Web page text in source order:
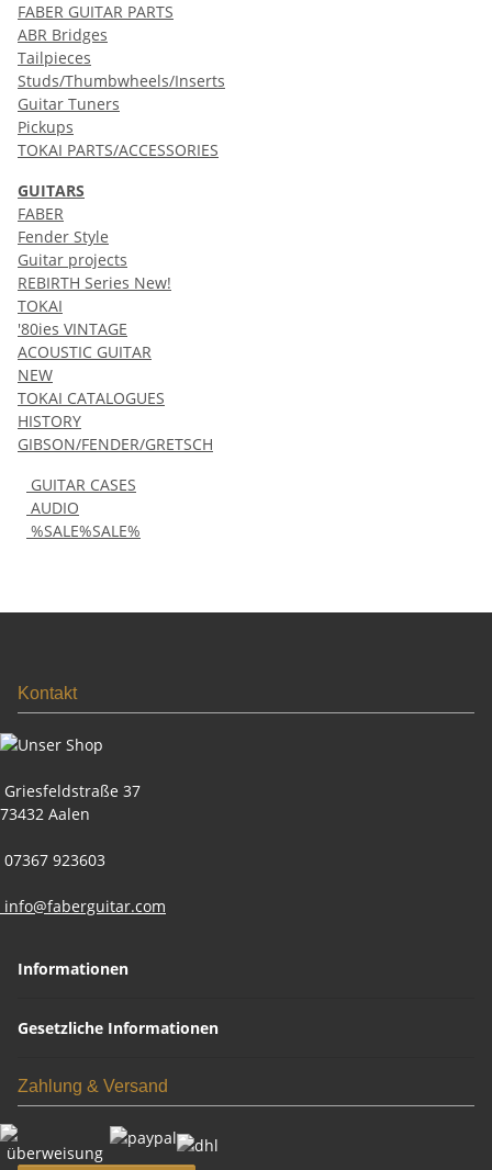
FABER GUITAR PARTS
ABR Bridges
Tailpieces
Studs/Thumbwheels/Inserts
Guitar Tuners
Pickups
TOKAI PARTS/ACCESSORIES
GUITARS
FABER
Fender Style
Guitar projects
REBIRTH Series New!
TOKAI
'80ies VINTAGE
ACOUSTIC GUITAR
NEW
TOKAI CATALOGUES
HISTORY
GIBSON/FENDER/GRETSCH
GUITAR CASES
AUDIO
%SALE%SALE%
Kontakt
Griesfeldstraße 37
73432 Aalen
07367 923603
info@faberguitar.com
Informationen
Gesetzliche Informationen
Zahlung & Versand